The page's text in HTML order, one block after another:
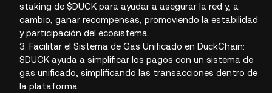
staking de $DUCK para ayudar a asegurar la red y, a
cambio, ganar recompensas, promoviendo la estabilidad
y participación del ecosistema.
3. Facilitar el Sistema de Gas Unificado en DuckChain:
$DUCK ayuda a simplificar los pagos con un sistema de
gas unificado, simplificando las transacciones dentro de
la plataforma.